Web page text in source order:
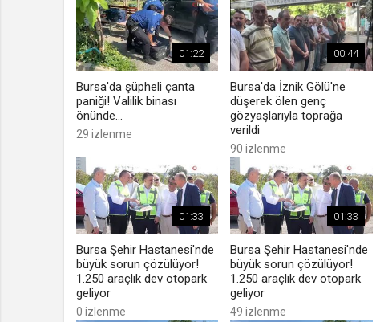
01:22
Bursa'da şüpheli çanta
paniği! Valilik binası
önünde...
29 izlenme
00:44
Bursa'da İznik Gölü'ne
düşerek ölen genç
gözyaşlarıyla toprağa
verildi
90 izlenme
01:33
Bursa Şehir Hastanesi'nde
büyük sorun çözülüyor!
1.250 araçlık dev otopark
geliyor
0 izlenme
01:33
Bursa Şehir Hastanesi'nde
büyük sorun çözülüyor!
1.250 araçlık dev otopark
geliyor
49 izlenme